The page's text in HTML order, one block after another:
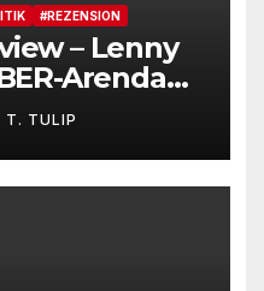
#REZENSION
– Lenny
Arenda
Cis-
das
Kravitz
T. TULIP